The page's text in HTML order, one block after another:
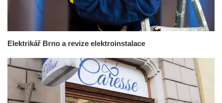
Elektrikář Brno a revize elektroinstalace